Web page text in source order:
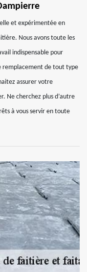
et expérimentée en
Nous avons toute les
indispensable pour
de tout type
assurer votre
Ne cherchez plus d’autre
à vous servir en toute